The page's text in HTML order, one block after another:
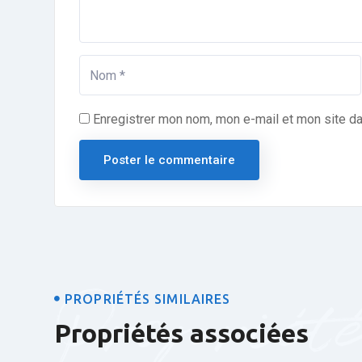
Enregistrer mon nom, mon e-mail et mon site
PROPRIÉTÉS SIMILAIRES
Propriétés associées